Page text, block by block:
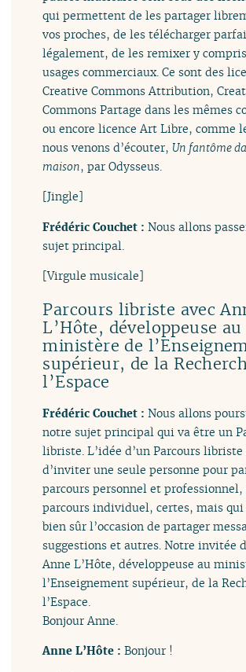
qui permettent de les partager
vos proches, de les télécharger
légalement, de les remixer y
usages commerciaux. Ce sont des
Creative Commons Attribution,
Commons Partage dans les mêmes
ou encore licence Art Libre, comme
nous venons d’écouter, Un fantôme
maison, par Odysseus.
[Jingle]
Frédéric Couchet :Nous allons
sujet principal.
[Virgule musicale]
Parcours libriste avec
L’Hôte, développeuse au
ministère de
supérieur, de la
l’Espace
Frédéric Couchet :Nous allons
notre sujet principal qui va être un
libriste. L’idée d’un Parcours libriste
d’inviter une seule personne pour
parcours personnel et professionnel,
parcours individuel, certes, mais qui
bien sûr l’occasion de partager
suggestions et autres. Notre invitée
Anne L’Hôte, développeuse au
l’Enseignement supérieur, de la
l’Espace.
Bonjour Anne.
Anne L’Hôte :Bonjour !